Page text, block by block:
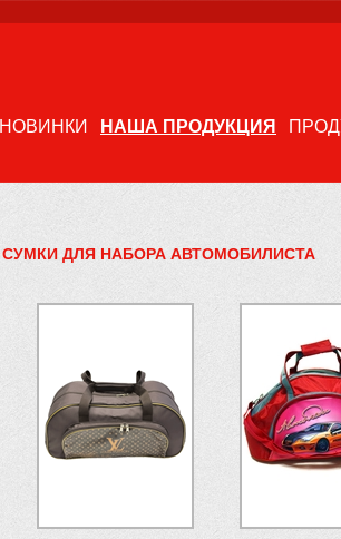
НОВИНКИ НАША ПРОДУКЦИЯ
СУМКИ ДЛЯ НАБОРА АВТОМОБИЛИСТА